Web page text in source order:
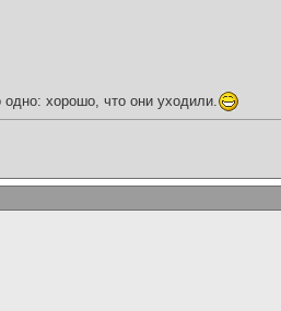
хорошо, что они уходили.